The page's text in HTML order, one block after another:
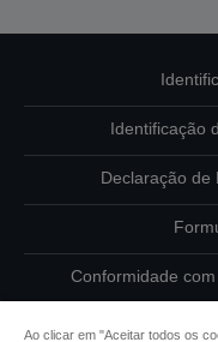
Identificação
Declaração de
Conformidade
Ao clicar em "Aceitar todos os